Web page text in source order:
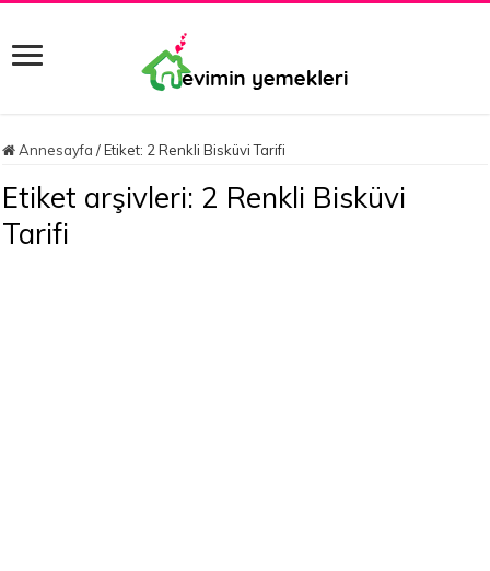
Annesayfa / Etiket: 2 Renkli Bisküvi Tarifi
Etiket arşivleri: 2 Renkli Bisküvi
Tarifi